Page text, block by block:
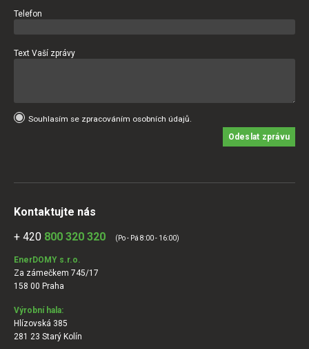
Telefon
Text Vaší zprávy
Souhlasím se zpracováním osobních údajů.
Odeslat zprávu
Kontaktujte nás
+ 420 800 320 320 (Po - Pá 8:00 - 16:00)
EnerDOMY s.r.o.
Za zámečkem 745/17
158 00 Praha
Výrobní hala:
Hlízovská 385
281 23 Starý Kolín